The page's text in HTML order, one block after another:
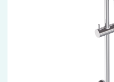
Installatiemateriaal